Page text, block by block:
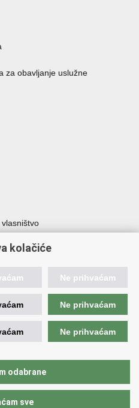
za obavljanje uslužne
arheologiju u Zadru (MCPA)
kolačiće
Ne prihvaćam
Ne prihvaćam
Ne prihvaćam
odabrane
sve